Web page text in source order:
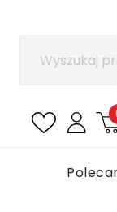
Aby zapisać
Anuluj